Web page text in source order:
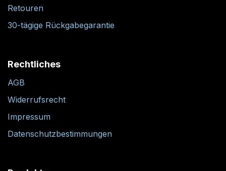
Retouren
30-tägige Rückgabegarantie
Rechtliches
AGB
Widerrufsrecht
Impressum
Datenschutzbestimmungen